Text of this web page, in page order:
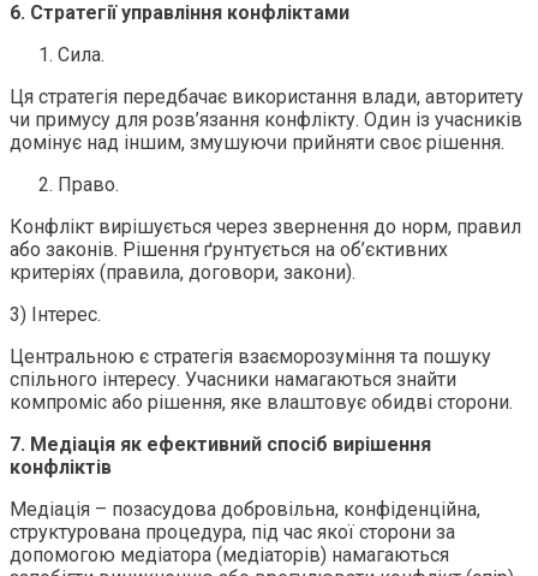
6. Стратегії управління конфліктами
Сила.
Ця стратегія передбачає використання влади, авторитету
чи примусу для розв’язання конфлікту. Один із учасників
домінує над іншим, змушуючи прийняти своє рішення.
Право.
Конфлікт вирішується через звернення до норм, правил
або законів. Рішення ґрунтується на об’єктивних
критеріях (правила, договори, закони).
3) Інтерес.
Центральною є стратегія взаєморозуміння та пошуку
спільного інтересу. Учасники намагаються знайти
компроміс або рішення, яке влаштовує обидві сторони.
7. Медіація як ефективний спосіб вирішення
конфліктів
Медіація – позасудова добровільна, конфіденційна,
структурована процедура, під час якої сторони за
допомогою медіатора (медіаторів) намагаються